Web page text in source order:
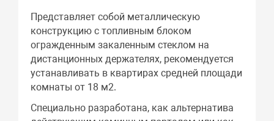
Представляет собой металлическую
конструкцию с топливным блоком
огражденным закаленным стеклом на
дистанционных держателях, рекомендуется
устанавливать в квартирах средней площади
комнаты от 18 м2.
Специально разработана, как альтернатива